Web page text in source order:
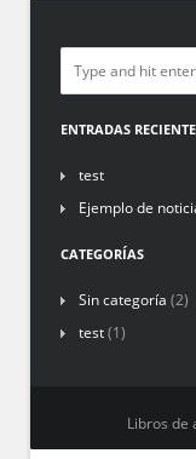
ENTRADAS
test
Ejemplo de
CATEGORÍAS
Sin categoría (2)
test(1)
Libros de